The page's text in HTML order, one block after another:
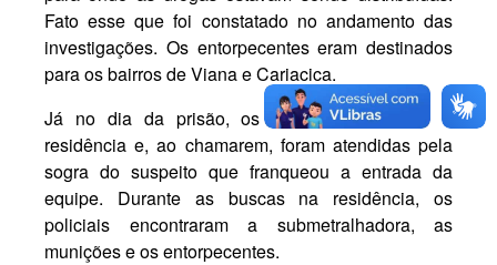
Fato esse que foi constatado no andamento das
investigações. Os entorpecentes eram destinados
para os bairros de Viana e Cariacica.
Já no dia da prisão, os policiais foram até a
residência e, ao chamarem, foram atendidas pela
sogra do suspeito que franqueou a entrada da
equipe. Durante as buscas na residência, os
policiais encontraram a submetralhadora, as
munições e os entorpecentes.